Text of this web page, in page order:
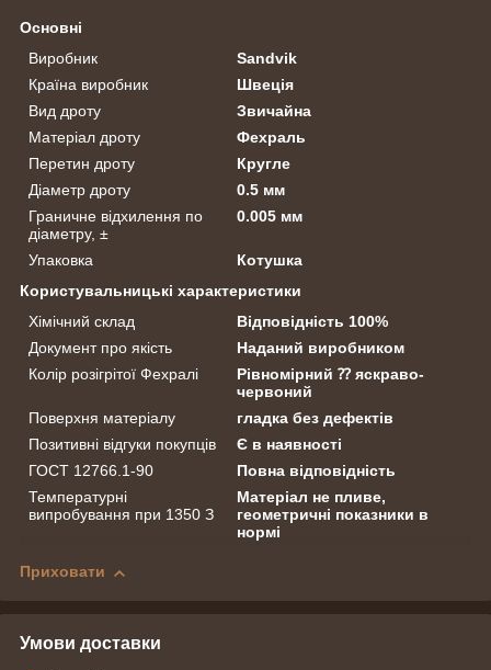
Основні
Виробник
Sandvik
Країна виробник
Швеція
Вид дроту
Звичайна
Матеріал дроту
Фехраль
Перетин дроту
Кругле
Діаметр дроту
0.5 мм
Граничне відхилення по
діаметру, ±
0.005 мм
Упаковка
Котушка
Користувальницькі характеристики
Хімічний склад
Відповідність 100%
Документ про якість
Наданий виробником
Колір розігрітої Фехралі
Рівномірний ⁇ яскраво-
червоний
Поверхня матеріалу
гладка без дефектів
Позитивні відгуки покупців
Є в наявності
ГОСТ 12766.1-90
Повна відповідність
Температурні
випробування при 1350 З
Матеріал не пливе,
геометричні показники в
нормі
Приховати
Умови доставки